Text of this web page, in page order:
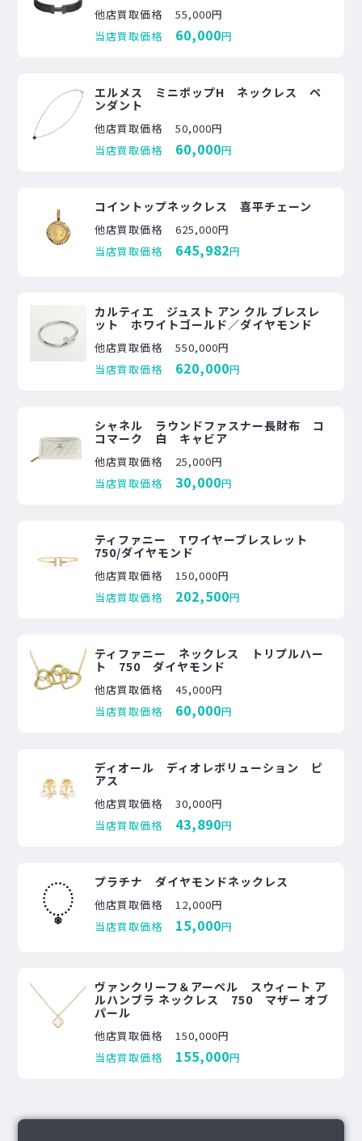
他店買取価格
55,000円
当店買取価格
60,000円
エルメス ミニポップH ネックレス ペ
ンダント
他店買取価格
50,000円
当店買取価格
60,000円
コイントップネックレス 喜平チェーン
他店買取価格
625,000円
当店買取価格
645,982円
カルティエ ジュスト アン クル ブレスレ
ット ホワイトゴールド／ダイヤモンド
他店買取価格
550,000円
当店買取価格
620,000円
シャネル ラウンドファスナー長財布 コ
コマーク 白 キャビア
他店買取価格
25,000円
当店買取価格
30,000円
ティファニー Tワイヤーブレスレット
750/ダイヤモンド
他店買取価格
150,000円
当店買取価格
202,500円
ティファニー ネックレス トリプルハー
ト 750 ダイヤモンド
他店買取価格
45,000円
当店買取価格
60,000円
ディオール ディオレボリューション ピ
アス
他店買取価格
30,000円
当店買取価格
43,890円
プラチナ ダイヤモンドネックレス
他店買取価格
12,000円
当店買取価格
15,000円
ヴァンクリーフ＆アーペル スウィート ア
ルハンブラ ネックレス 750 マザー オブ
パール
他店買取価格
150,000円
当店買取価格
155,000円